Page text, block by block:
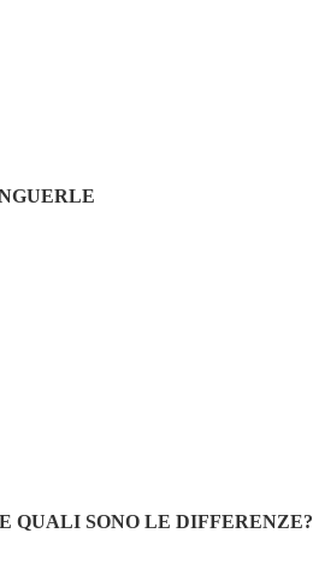
QUALI SONO LE DIFFERENZE?